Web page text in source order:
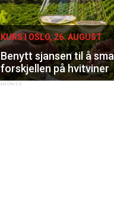
KURS I OSLO, 26. AUGUST
Benytt sjansen til å
forskjellen på hvitviner